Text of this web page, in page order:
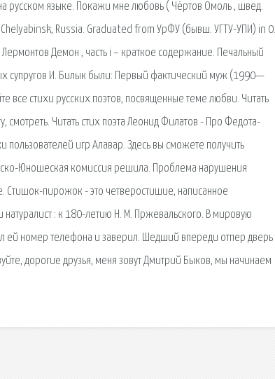
русском языке. Покажи мне любовь ( Чёртов Омоль , швед.
Russia. Graduated from УрФУ (бывш. УГТУ-УПИ) in 0.
Демон , часть i – краткое содержание. Печальный
супругов И. Билык были: Первый фактический муж (1990—
стихи русских поэтов, посвященные теме любви. Читать
Читать стих поэта Леонид Филатов - Про Федота-
пользователей игр Алавар. Здесь вы сможете получить
Юношеская комиссия решила. Проблема нарушения
Стишок-пирожок - это четверостишие, написанное
: к 180-летию Н. М. Пржевальского. В мировую
ей номер телефона и заверил. Шедший впереди отпер дверь
дорогие друзья, меня зовут Дмитрий Быков, мы начинаем